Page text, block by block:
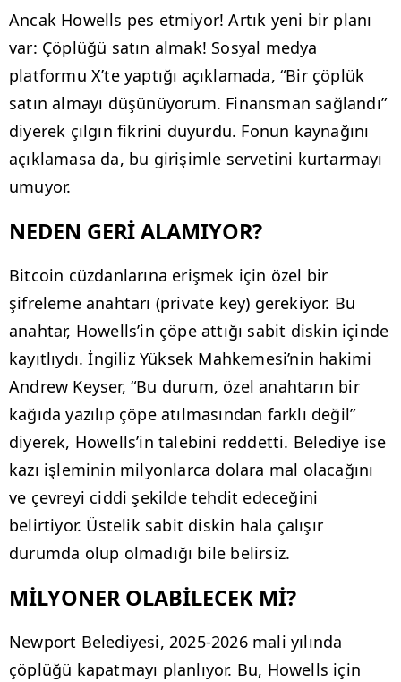
Ancak Howells pes etmiyor! Artık yeni bir planı
var: Çöplüğü satın almak! Sosyal medya
platformu X’te yaptığı açıklamada, “Bir çöplük
satın almayı düşünüyorum. Finansman sağlandı”
diyerek çılgın fikrini duyurdu. Fonun kaynağını
açıklamasa da, bu girişimle servetini kurtarmayı
umuyor.
NEDEN GERİ ALAMIYOR?
Bitcoin cüzdanlarına erişmek için özel bir
şifreleme anahtarı (private key) gerekiyor. Bu
anahtar, Howells’in çöpe attığı sabit diskin içinde
kayıtlıydı. İngiliz Yüksek Mahkemesi’nin hakimi
Andrew Keyser, “Bu durum, özel anahtarın bir
kağıda yazılıp çöpe atılmasından farklı değil”
diyerek, Howells’in talebini reddetti. Belediye ise
kazı işleminin milyonlarca dolara mal olacağını
ve çevreyi ciddi şekilde tehdit edeceğini
belirtiyor. Üstelik sabit diskin hala çalışır
durumda olup olmadığı bile belirsiz.
MİLYONER OLABİLECEK Mİ?
Newport Belediyesi, 2025-2026 mali yılında
çöplüğü kapatmayı planlıyor. Bu, Howells için